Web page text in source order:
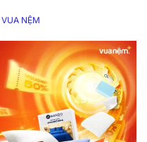
VUA NỆM